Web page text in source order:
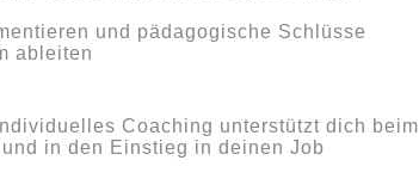
und pädagogische Schlüsse
ableiten
Coaching unterstützt dich beim
in den Einstieg in deinen Job